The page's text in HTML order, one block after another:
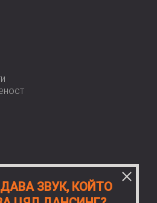
ЗВУК, КОЙТО